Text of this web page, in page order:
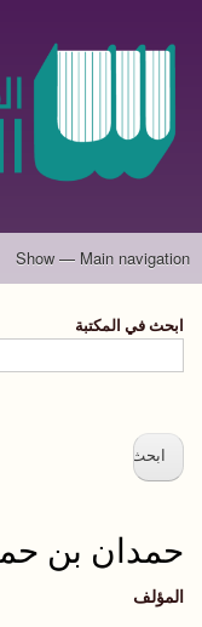
Main
Show — Main navigation
الرئيسية
المؤلفون
تواصل معنا
حول الموقع
ابحث في المكتبة
حمدان بن
المؤلف